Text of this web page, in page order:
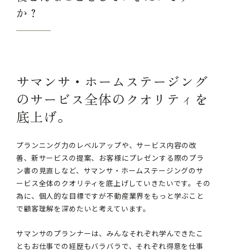
か？
サマンサ・ホームステージング
のサービス全体のクオリティを
底上げ。
プランニング力のレベルアップや、サービス内容の改
善、新サービスの提案、お客様にプレゼンする際のプラ
ン書の見直しなど、サマンサ・ホームステージングのサ
ービス全体のクオリティを底上げしていきたいです。その
為に、個人的な目標ですが不動産業界をもっと学ぶこと
で顧客理解を深めたいと考えています。
サマンサのプランナーは、みんなそれぞれ学んできたこ
ともお仕事での経歴もバラバラで、それぞれ得意を仕事